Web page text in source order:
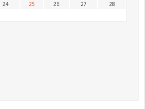
24 25 26 27
28